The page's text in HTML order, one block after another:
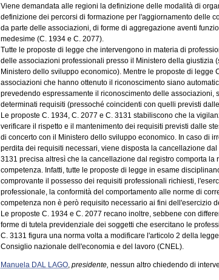
Viene demandata alle regioni la definizione delle modalità di
definizione dei percorsi di formazione per l'aggiornamento delle
da parte delle associazioni, di forme di aggregazione aventi
medesime (C. 1934 e C. 2077).
Tutte le proposte di legge che intervengono in materia di
delle associazioni professionali presso il Ministero della giustizia
Ministero dello sviluppo economico). Mentre le proposte di legge
associazioni che hanno ottenuto il riconoscimento siano
prevedendo espressamente il riconoscimento delle
determinati requisiti (pressoché coincidenti con quelli previsti
Le proposte C. 1934, C. 2077 e C. 3131 stabiliscono che la
verificare il rispetto e il mantenimento dei requisiti previsti dalle
di concerto con il Ministero dello sviluppo economico. In caso di
perdita dei requisiti necessari, viene disposta la cancellazione
3131 precisa altresì che la cancellazione dal registro comporta
competenza. Infatti, tutte le proposte di legge in esame
comprovante il possesso dei requisiti professionali richiesti,
professionale, la conformità del comportamento alle norme di
competenza non è però requisito necessario ai fini dell'esercizio
Le proposte C. 1934 e C. 2077 recano inoltre, sebbene con
forme di tutela previdenziale dei soggetti che esercitano le
C. 3131 figura una norma volta a modificare l'articolo 2 della
Consiglio nazionale dell'economia e del lavoro (CNEL).
Manuela DAL LAGO, presidente, nessun altro chiedendo di